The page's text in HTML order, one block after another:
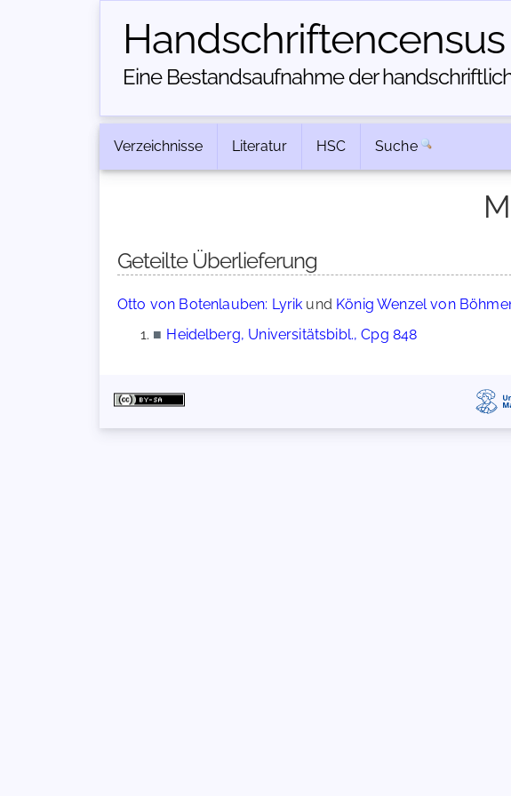
Handschriften­census
Eine Bestandsaufnahme der
Verzeichnisse Literatur HSC Suche
Geteilte Überlieferung
Otto von Botenlauben: Lyrik und König Wenzel von
■ Heidelberg, Universitätsbibl., Cpg 848